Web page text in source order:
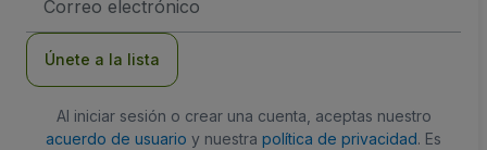
de
Únete a la lista
Al iniciar sesión o crear una cuenta, aceptas nuestro
acuerdo de usuario y nuestra política de privacidad. Es